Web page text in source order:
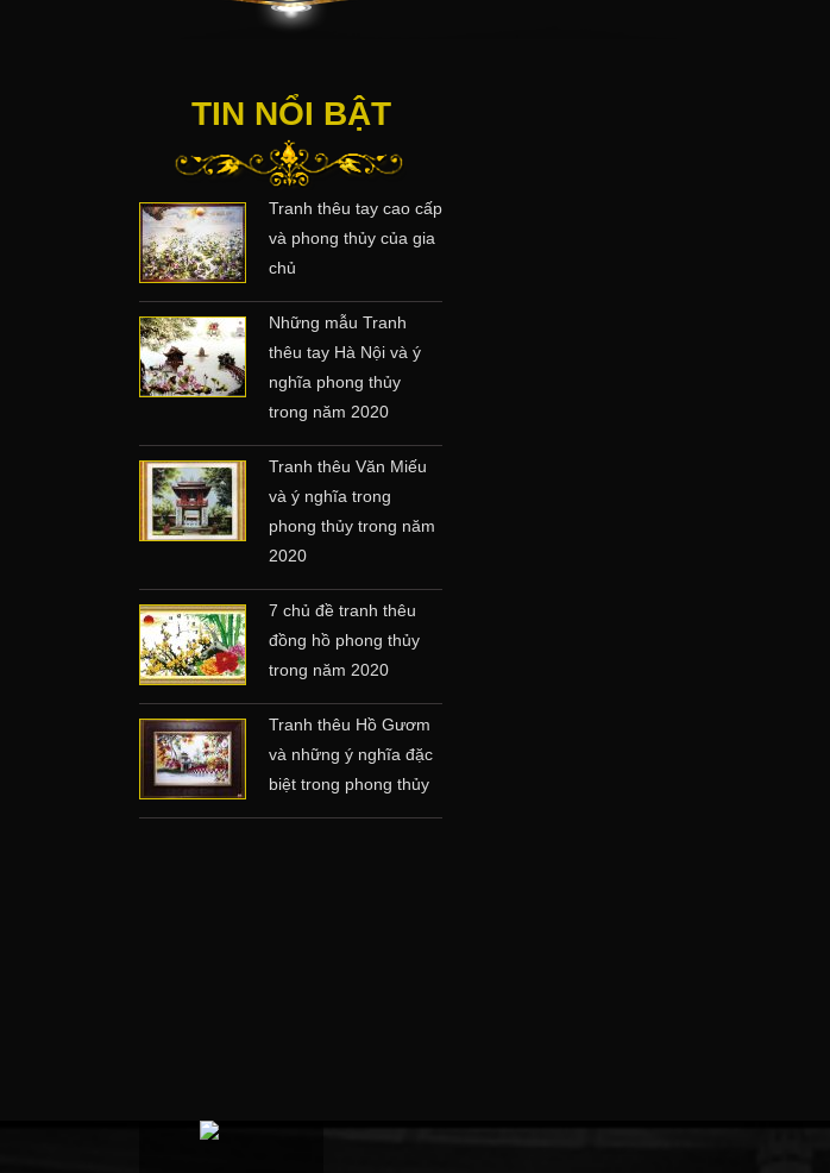
TIN NỔI BẬT
Tranh thêu tay cao cấp
và phong thủy của gia
chủ
Những mẫu Tranh
thêu tay Hà Nội và ý
nghĩa phong thủy
trong năm 2020
Tranh thêu Văn Miếu
và ý nghĩa trong
phong thủy trong năm
2020
7 chủ đề tranh thêu
đồng hồ phong thủy
trong năm 2020
Tranh thêu Hồ Gươm
và những ý nghĩa đặc
biệt trong phong thủy